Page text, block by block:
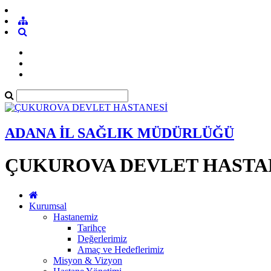
ADANA İL SAĞLIK MÜDÜRLÜĞÜ
ÇUKUROVA DEVLET
Kurumsal
Hastanemiz
Tarihçe
Değerlerimiz
Amaç ve Hedeflerimiz
Misyon & Vizyon